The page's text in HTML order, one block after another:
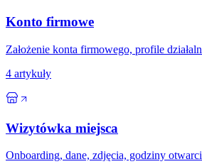
Konto firmowe
Założenie konta firmowego, profile
4 artykuły
Wizytówka miejsca
Onboarding, dane, zdjęcia, godziny